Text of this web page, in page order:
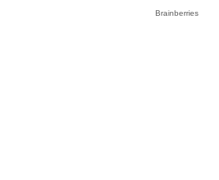
Brainberries